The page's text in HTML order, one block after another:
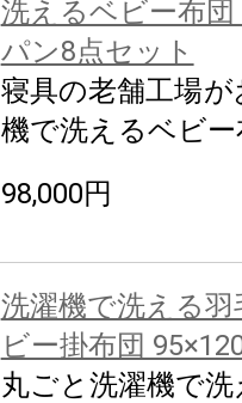
洗えるベビー布
パン8点セット
寝具の老舗工場
機で洗えるベビ
98,000円
洗濯機で洗える
ビー掛布団
丸ごと洗濯機で